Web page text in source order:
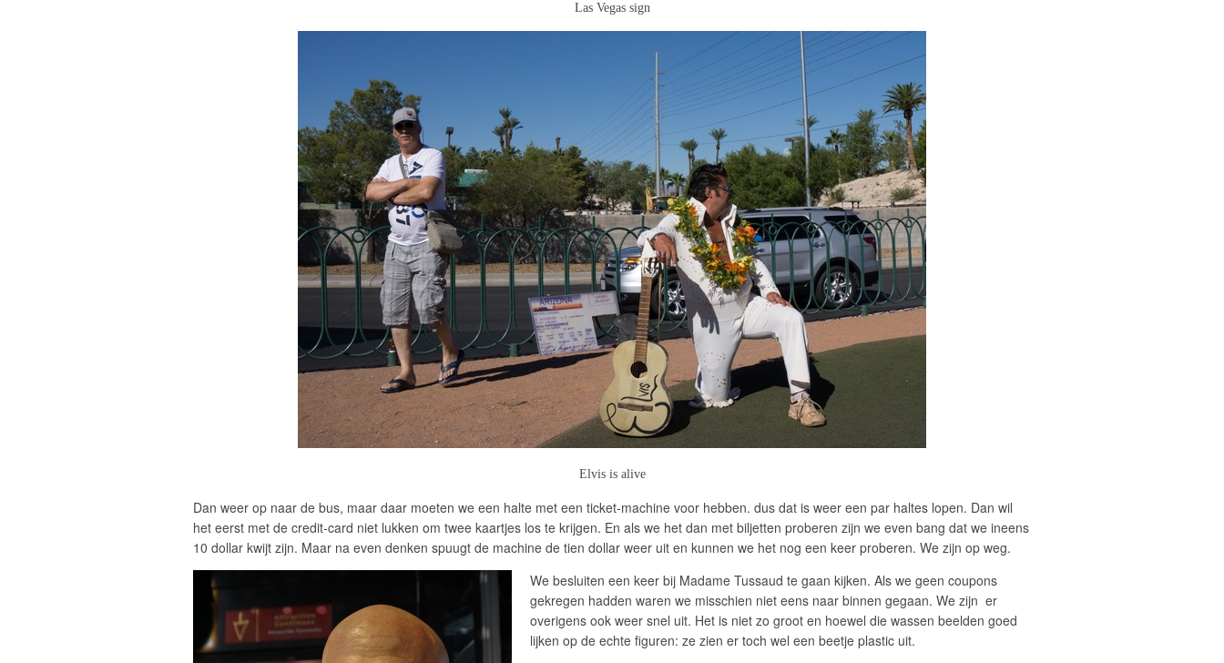
Las Vegas sign
Elvis is alive
Dan weer op naar de bus, maar daar moeten we een halte met een ticket-machine voor hebben. dus dat is weer een par haltes lopen. Dan wil
het eerst met de credit-card niet lukken om twee kaartjes los te krijgen. En als we het dan met biljetten proberen zijn we even bang dat we ineens
10 dollar kwijt zijn. Maar na even denken spuugt de machine de tien dollar weer uit en kunnen we het nog een keer proberen. We zijn op weg.
We besluiten een keer bij Madame Tussaud te gaan kijken. Als we geen coupons
gekregen hadden waren we misschien niet eens naar binnen gegaan. We zijn er
overigens ook weer snel uit. Het is niet zo groot en hoewel die wassen beelden goed
lijken op de echte figuren: ze zien er toch wel een beetje plastic uit.